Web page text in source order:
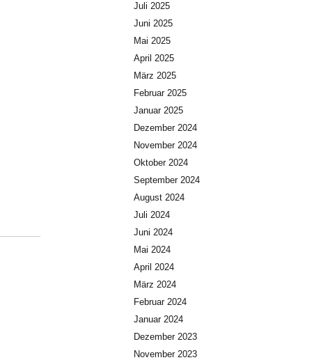
Juli 2025
Juni 2025
Mai 2025
April 2025
März 2025
Februar 2025
Januar 2025
Dezember 2024
November 2024
Oktober 2024
September 2024
August 2024
Juli 2024
Juni 2024
Mai 2024
April 2024
März 2024
Februar 2024
Januar 2024
Dezember 2023
November 2023